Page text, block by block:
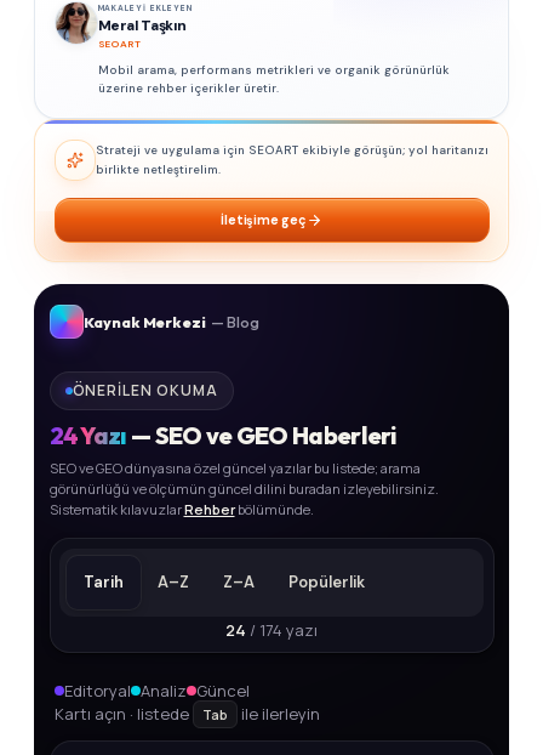
MAKALEYI EKLEYEN
Meral Taşkın
SEOART
Mobil arama, performans metrikleri ve organik görünürlük
üzerine rehber içerikler üretir.
Strateji ve uygulama için SEOART ekibiyle görüşün; yol haritanızı
birlikte netleştirelim.
İletişime geç
Kaynak Merkezi — Blog
ÖNERILEN OKUMA
24Yazı — SEO ve GEO Haberleri
SEO ve GEO dünyasına özel güncel yazılar bu listede; arama
görünürlüğü ve ölçümün güncel dilini buradan izleyebilirsiniz.
Sistematik kılavuzlarRehber bölümünde.
Tarih A–Z Z–A Popülerlik
24 / 174 yazı
Editoryal Analiz Güncel
Kartı açın · listede
Tab ile ilerleyin